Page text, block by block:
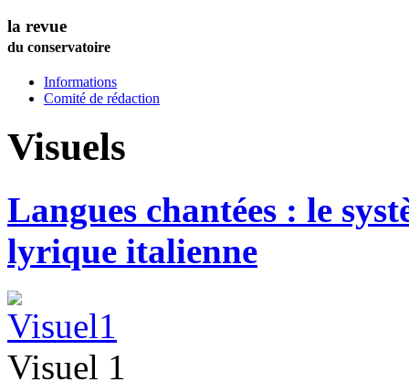
la revue
du conservatoire
Informations
Comité de rédaction
Visuels
Langues chantées : le
lyrique italienne
Visuel 1